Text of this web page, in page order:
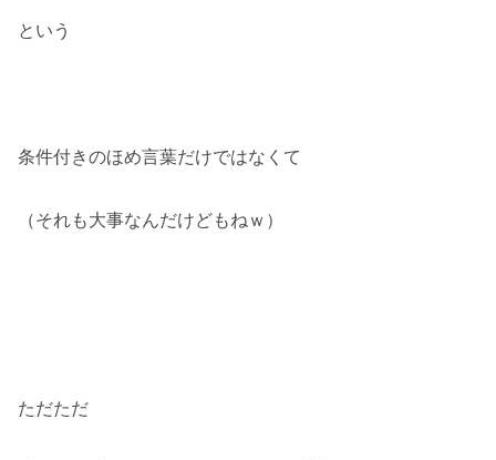
という
条件付きのほめ言葉だけではなくて
（それも大事なんだけどもねｗ）
ただただ